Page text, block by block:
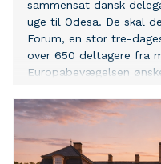
sammensat dansk
uge til Odesa. De skal
Forum, en stor tre-
over 650 deltagere fra
Europabevægelsen
kommende tid, da
fase. En fase som kan
vores kontinent og hvor
herhjemme.